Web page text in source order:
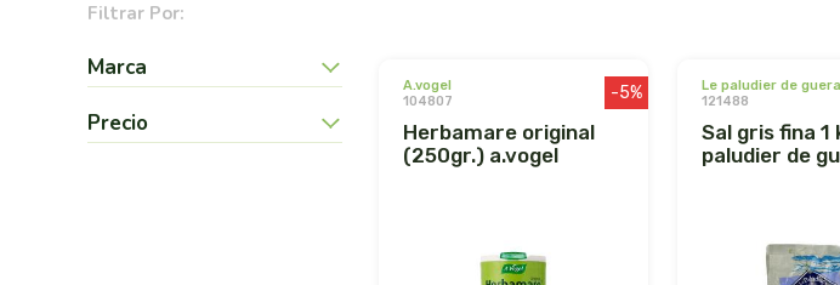
Filtrar Por:
Marca
Precio
a.vogel
104807
herbamare original
(250gr.) a.vogel
-5%
le paludier de
121488
sal gris fina 1 kg. le
paludier de